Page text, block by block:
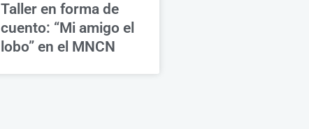
Taller en forma de
cuento: “Mi amigo el
lobo” en el MNCN